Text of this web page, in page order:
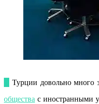
В Турции довольно много
общества с иностранными